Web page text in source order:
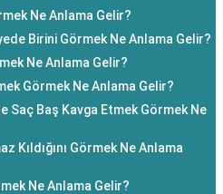
Ne Anlama Gelir?
Birini Görmek Ne Anlama Gelir?
Ne Anlama Gelir?
Görmek Ne Anlama Gelir?
Saç Baş Kavga Etmek Görmek Ne
Kıldığını Görmek Ne Anlama
Ne Anlama Gelir?